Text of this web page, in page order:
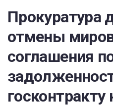
Прокуратура
отмены
соглашения